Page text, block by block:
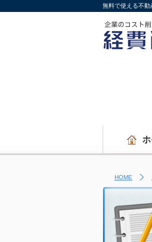
無料で使える不動
HOME